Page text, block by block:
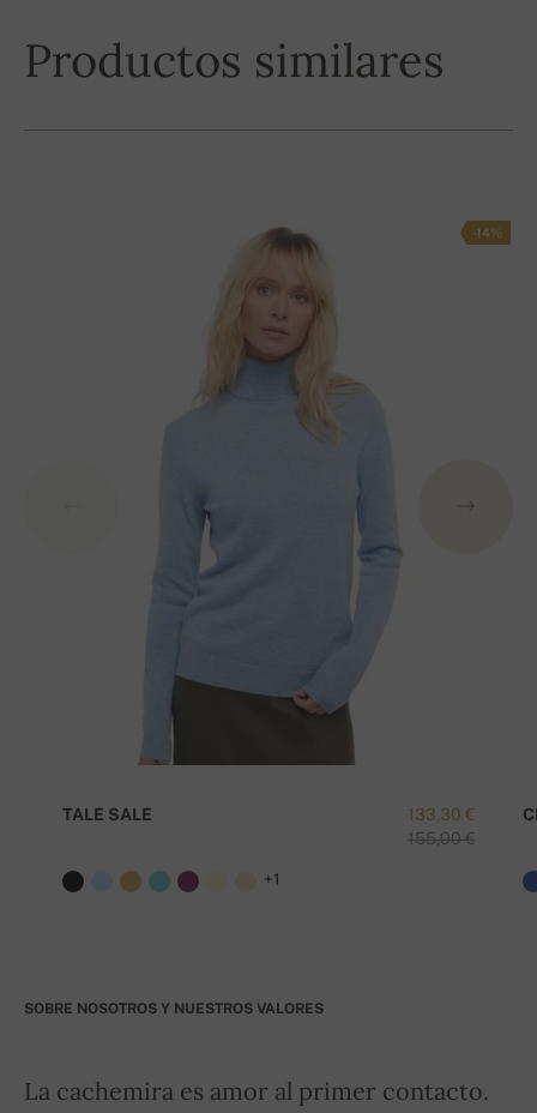
Productos similares
-14%
133,30 €
155,00 €
TALE SALE
+1
SOBRE NOSOTROS Y NUESTROS VALORES
La cachemira es amor al primer contacto.